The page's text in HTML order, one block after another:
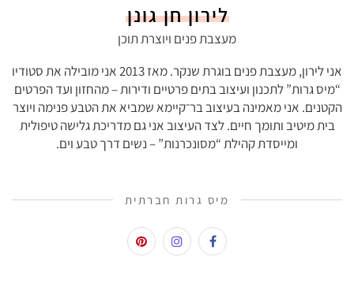
לירון חן גונן
מעצבת פנים ויוצרת תוכן
אני לירון, מעצבת פנים בוגרת שנקר. מאז 2013 אני מובילה את סטודיו
“מיס גרות” לתכנון ועיצוב בתים פרטיים ודירות – מהחזון ועד הפרטים
הקטנים. אני מאמינה בעיצוב בר־קיימא שמביא את הטבע פנימה ויוצר
בית מיטיב ותומך חיים. לצד העיצוב אני גם מדריכת גלישה טיפולית
ומייסדת קהילת “מסונכרנות” – נשים דרך טבע וים.
מיס גרות חברתית